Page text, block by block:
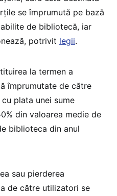
se împrumută pe bază
de bibliotecă, iar
potrivit legii.
la termen a
împrumutate de către
plata unei sume
din valoarea medie de
biblioteca din anul
sau pierderea
de către utilizatori se